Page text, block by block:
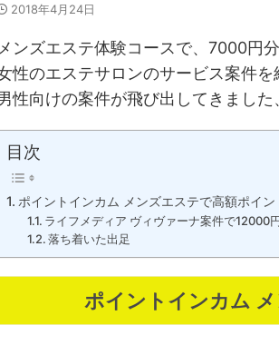
2018年4月24日
メンズエステ体験コースで、7000円
性のエステサロンのサービス案件を
性向けの案件が飛び出してきました
目次
ポイントインカム メンズエステで高額ポイン
ライフメディア ヴィヴァーナ案件で12000
落ち着いた出足
ポイントインカム